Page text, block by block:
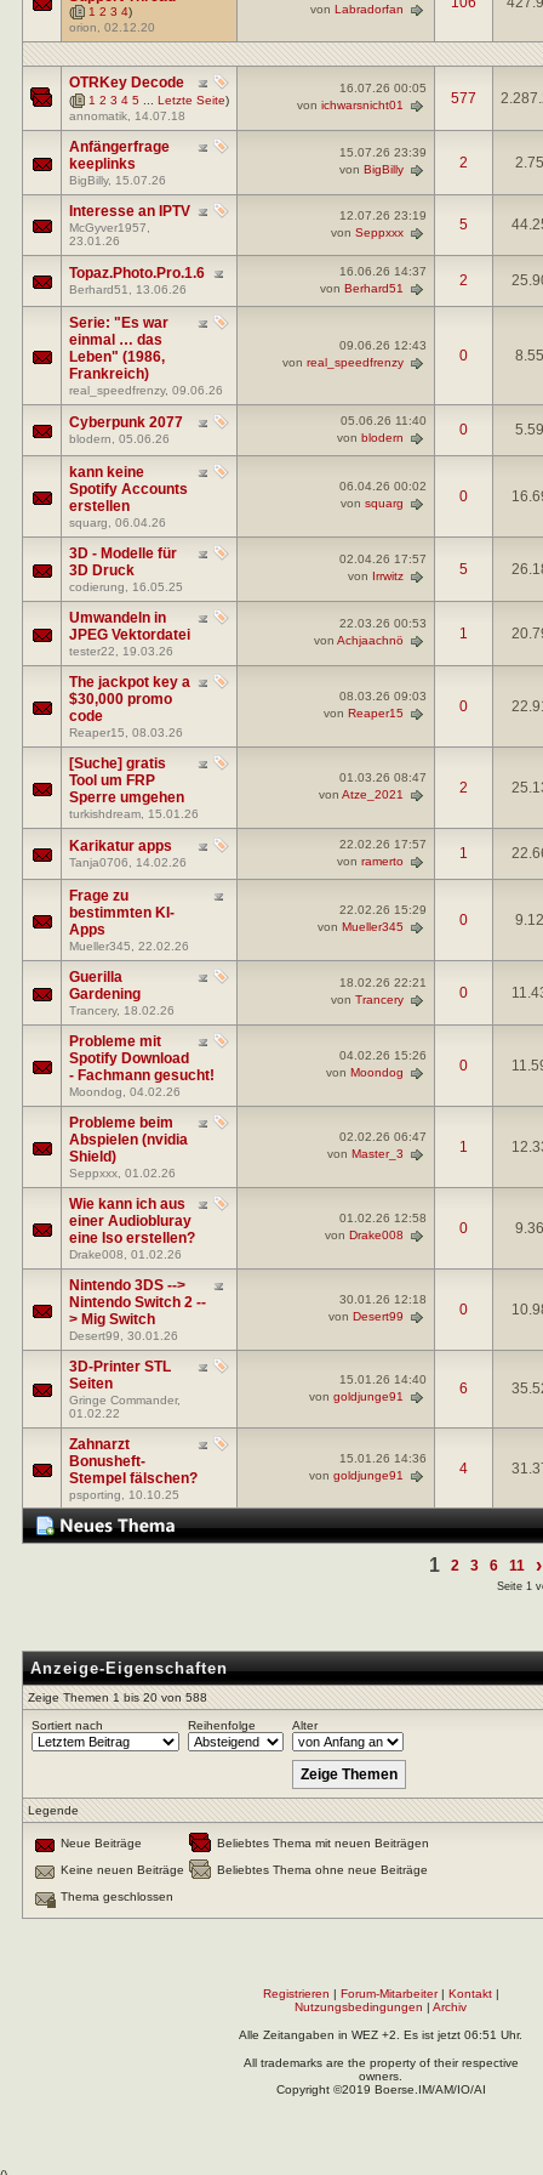
( 1 2 3 4)
orion , 02.12.20
von Labradorfan
OTRKey Decode
( 1 2 3 4 5 Letzte Seite)
annomatik , 14.07.18
16.07.26 00:05
von ichwarsnicht01 577
Anfängerfrage
keeplinks
BigBilly, 15.07.26
15.07.26 23:39
von BigBilly 2
Interesse an IPTV
McGyver1957
23.01.26
12.07.26 23:19
von Seppxxx 5
Topaz.Photo.Pro.1.6
Berhard51 , 13.06.26
16.06.26 14:37
von Berhard51 2
Serie: "Es war
einmal … das
Leben" (1986,
Frankreich)
real_speedfrenzy, 09.06.26
09.06.26 12:43
von real_speedfrenzy 0
Cyberpunk 2077
blodern , 05.06.26
05.06.26 11:40
von blodern 0
kann keine
Spotify Accounts
erstellen
squarg , 06.04.26
06.04.26 00:02
von squarg 0
3D - Modelle für
3D Druck
codierung , 16.05.25
02.04.26 17:57
von Irrwitz 5
Umwandeln in
JPEG Vektordatei
tester22 , 19.03.26
22.03.26 00:53
von Achjaachnö 1
The jackpot key a
$30,000 promo
code
Reaper15 , 08.03.26
08.03.26 09:03
von Reaper15 0
[Suche] gratis
Tool um FRP
Sperre umgehen
turkishdream , 15.01.26
01.03.26 08:47
von Atze_2021 2
Karikatur apps
Tanja0706 , 14.02.26
22.02.26 17:57
von ramerto 1
Frage zu
bestimmten KI-
Apps
Mueller345 , 22.02.26
22.02.26 15:29
von Mueller345 0
Guerilla
Gardening
Trancery, 18.02.26
18.02.26 22:21
von Trancery 0
Probleme mit
Spotify Download
- Fachmann gesucht!
Moondog , 04.02.26
04.02.26 15:26
von Moondog 0
Probleme beim
Abspielen (nvidia
Shield)
Seppxxx , 01.02.26
02.02.26 06:47
von Master_3 1
Wie kann ich aus
einer Audiobluray
eine Iso erstellen?
Drake008 , 01.02.26
01.02.26 12:58
von Drake008 0
Nintendo 3DS -->
Nintendo Switch 2 --
> Mig Switch
Desert99 , 30.01.26
30.01.26 12:18
von Desert99 0
3D-Printer STL
Seiten
Gringe Commander,
01.02.22
15.01.26 14:40
von goldjunge91 6
Zahnarzt
Bonusheft-
Stempel fälschen?
psporting , 10.10.25
15.01.26 14:36
von goldjunge91 4
1 2 3 6 11 ›
Seite 1
Anzeige-Eigenschaften
Zeige Themen 1 bis 20 von 588
Sortiert nach Reihenfolge Alter
Legende
Neue Beiträge
Beliebtes Thema mit neuen Beiträgen
Keine neuen Beiträge
Beliebtes Thema ohne neue Beiträge
Thema geschlossen
Registrieren | Forum-Mitarbeiter| Kontakt|
Nutzungsbedingungen | Archiv
Alle Zeitangaben in WEZ +2. Es ist jetzt 06:51 Uhr.
All trademarks are the property of their respective
owners.
Copyright ©2019 Boerse.IM/AM/IO/AI